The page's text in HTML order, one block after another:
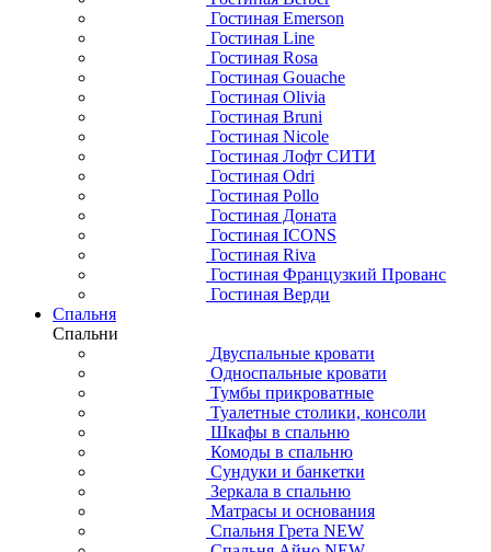
Гостиная Emerson
Гостиная Line
Гостиная Rosa
Гостиная Gouache
Гостиная Olivia
Гостиная Bruni
Гостиная Nicole
Гостиная Лофт СИТИ
Гостиная Odri
Гостиная Pollo
Гостиная Доната
Гостиная ICONS
Гостиная Riva
Гостиная Французкий Прованс
Гостиная Верди
Спальня
Спальни
Двуспальные кровати
Односпальные кровати
Тумбы прикроватные
Туалетные столики, консоли
Шкафы в спальню
Комоды в спальню
Сундуки и банкетки
Зеркала в спальню
Матрасы и основания
Спальня Грета NEW